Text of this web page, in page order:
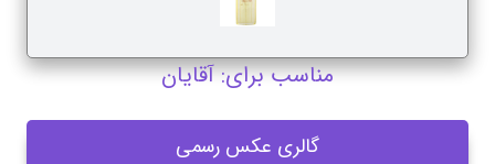
مناسب برای: آقایان
گالری عکس رسمی